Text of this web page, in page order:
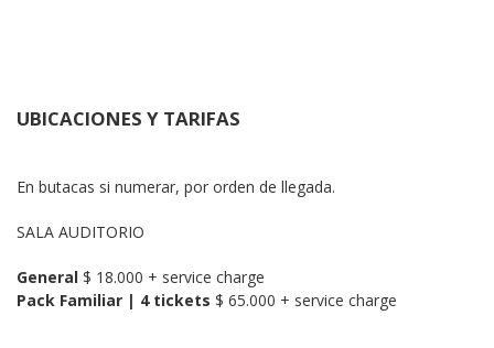
UBICACIONES Y TARIFAS
En butacas si numerar, por orden de llegada.
SALA AUDITORIO
General
Pack Familiar | 4 tickets $ 65.000 + service charge